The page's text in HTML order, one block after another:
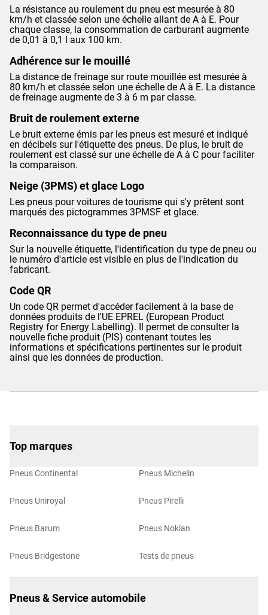
La résistance au roulement du pneu est mesurée à 80
km/h et classée selon une échelle allant de A à E. Pour
chaque classe, la consommation de carburant augmente
de 0,01 à 0,1 l aux 100 km.
Adhérence sur le mouillé
La distance de freinage sur route mouillée est mesurée à
80 km/h et classée selon une échelle de A à E. La distance
de freinage augmente de 3 à 6 m par classe.
Bruit de roulement externe
Le bruit externe émis par les pneus est mesuré et indiqué
en décibels sur l'étiquette des pneus. De plus, le bruit de
roulement est classé sur une échelle de A à C pour faciliter
la comparaison.
Neige (3PMS) et glace Logo
Les pneus pour voitures de tourisme qui s'y prêtent sont
marqués des pictogrammes 3PMSF et glace.
Reconnaissance du type de pneu
Sur la nouvelle étiquette, l'identification du type de pneu ou
le numéro d'article est visible en plus de l'indication du
fabricant.
Code QR
Un code QR permet d'accéder facilement à la base de
données produits de l'UE EPREL (European Product
Registry for Energy Labelling). Il permet de consulter la
nouvelle fiche produit (PIS) contenant toutes les
informations et spécifications pertinentes sur le produit
ainsi que les données de production.
Top marques
Pneus Continental
Pneus Uniroyal
Pneus Barum
Pneus Bridgestone
Pneus Michelin
Pneus Pirelli
Pneus Nokian
Tests de pneus
Pneus & Service automobile